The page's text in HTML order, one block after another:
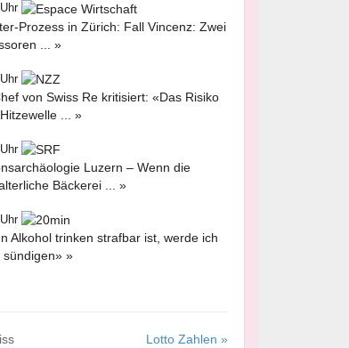
Prozess in Zürich: Fall Vincenz: Zwei
... »
von Swiss Re kritisiert: «Das Risiko
... »
Luzern – Wenn die
Bäckerei ... »
Alkohol trinken strafbar ist, werde ich
sündigen» »
Lotto Zahlen »